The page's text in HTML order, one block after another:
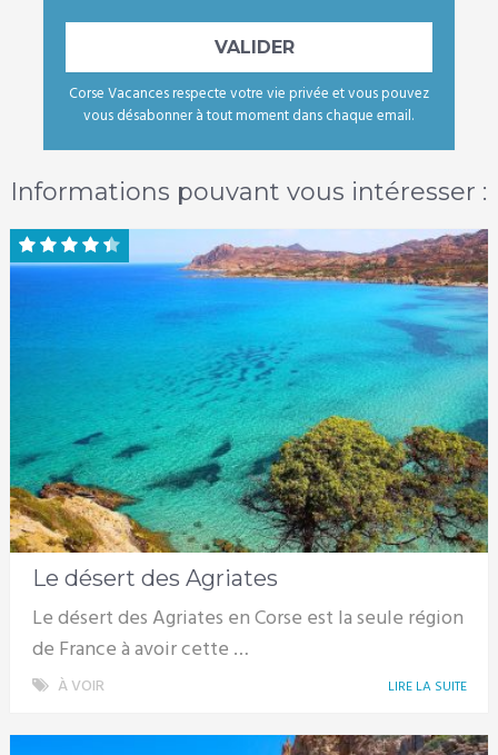
Corse Vacances respecte votre vie privée et vous pouvez
vous désabonner à tout moment dans chaque email.
Informations pouvant vous intéresser :
Le désert des Agriates
Le désert des Agriates en Corse est la seule région
de France à avoir cette …
À VOIR LIRE LA SUITE